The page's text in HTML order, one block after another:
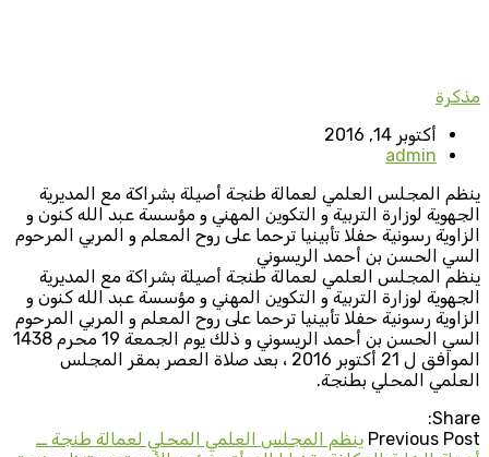
مذكرة
أكتوبر 14, 2016
admin
ينظم المجلس العلمي لعمالة طنجة أصيلة بشراكة مع المديرية
الجهوية لوزارة التربية و التكوين المهني و مؤسسة عبد الله كنون و
الزاوية رسونية حفلا تأبينيا ترحما على روح المعلم و المربي المرحوم
السي الحسن بن أحمد الريسوني
ينظم المجلس العلمي لعمالة طنجة أصيلة بشراكة مع المديرية
الجهوية لوزارة التربية و التكوين المهني و مؤسسة عبد الله كنون و
الزاوية رسونية حفلا تأبينيا ترحما على روح المعلم و المربي المرحوم
السي الحسن بن أحمد الريسوني و ذلك يوم الجمعة 19 محرم 1438
الموافق ل 21 أكتوبر 2016 ، بعد صلاة العصر بمقر المجلس
العلمي المحلي بطنجة.
Share:
Previous Post ينظم المجلس العلمي المحلي لعمالة طنجة ــ